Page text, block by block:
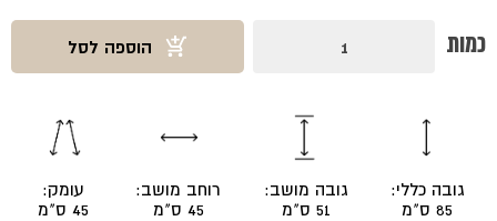
כמות הוספה לסל
גובה כללי:
85 ס"מ
גובה מושב:
51 ס"מ
רוחב מושב:
45 ס"מ
עומק:
45 ס"מ